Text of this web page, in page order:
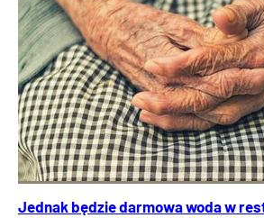
Jednak będzie darmowa woda w